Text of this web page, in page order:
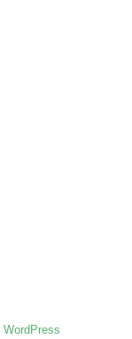
WordPress